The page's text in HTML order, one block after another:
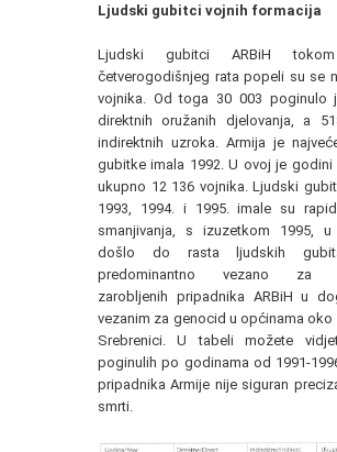
Ljudski gubitci vojnih formacija
Ljudski gubitci ARBiH
četverogodišnjeg rata popeli su se
vojnika. Od toga 30 003 poginulo
direktnih oružanih djelovanja, a
indirektnih uzroka. Armija je
gubitke imala 1992. U ovoj je godini
ukupno 12 136 vojnika. Ljudski
1993, 1994. i 1995. imale su
smanjivanja, s izuzetkom 1995,
došlo do rasta ljudskih
predominantno vezano za
zarobljenih pripadnika ARBiH u
vezanim za genocid u općinama oko
Srebrenici. U tabeli možete
poginulih po godinama od 1991-
pripadnika Armije nije siguran
smrti.